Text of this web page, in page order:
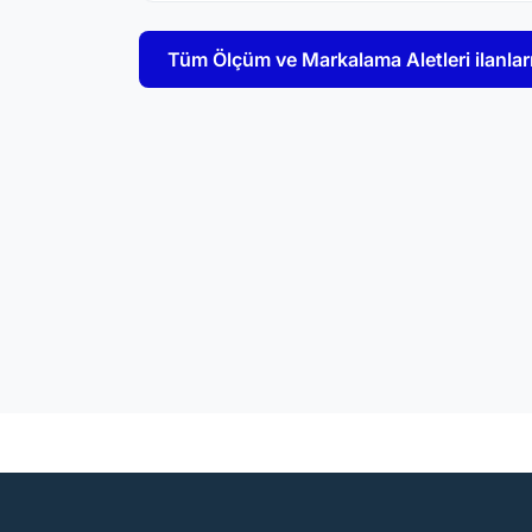
Tüm Ölçüm ve Markalama Aletleri